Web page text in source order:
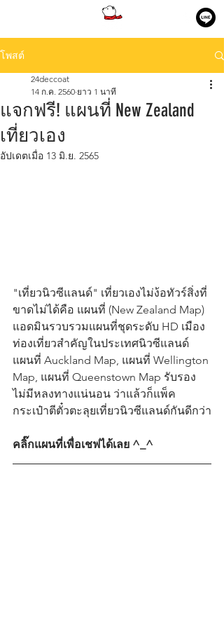
โพสต์
แจกฟรี! แผนที่ New Zealand
เที่ยวเอง
24deccoat
14 ก.ค. 2560 ยาว 1 นาที
อัปเดตเมื่อ 13 มิ.ย. 2565
"เที่ยวนิวซีแลนด์" เที่ยวเองไม่ง้อทัวร์สิ่งที่
ขาดไม่ได้คือ แผนที่ (New Zealand Map)
แอดมินรวบรวมแผนที่ชุดระดับ HD เมือง
ท่องเที่ยวสำคัญในประเทศนิวซีแลนด์
แผนที่ Auckland Map, แผนที่ Wellington
Map, แผนที่ Queenstown Map รับรอง
ไม่มีหลงทางแน่นอน ว่าแล้วก็แพ็ค
กระเป๋าตีตั๋วตะลุยเที่ยวนิวซีแลนด์กันดีกว่า
คลิ๊กแผนที่เพื่อเชฟได้เลย ^_^